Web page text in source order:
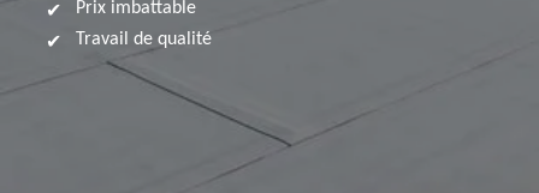
Prix imbattable
Travail de qualité